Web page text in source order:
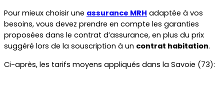
Pour mieux choisir une assurance MRH adaptée à vos
besoins, vous devez prendre en compte les garanties
proposées dans le contrat d’assurance, en plus du prix
suggéré lors de la souscription à un contrat habitation.
Ci-après, les tarifs moyens appliqués dans la Savoie (73):